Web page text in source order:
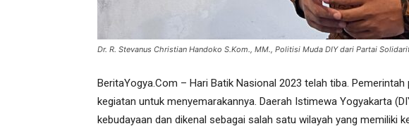
Dr. R. Stevanus Christian Handoko S.Kom., MM., Politisi Muda DIY dari Partai
BeritaYogya.Com – Hari Batik Nasional 2023 telah tiba.
kegiatan untuk menyemarakannya. Daerah Istimewa Yogyakarta
kebudayaan dan dikenal sebagai salah satu wilayah yang memiliki